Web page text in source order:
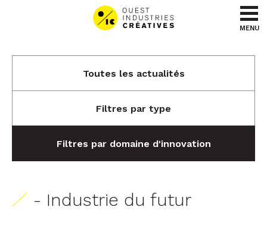
Aller au menu
Aller au contenu
MENU
Toutes les actualités
Filtres par type
Filtres par domaine d'innovation
- Industrie du futur